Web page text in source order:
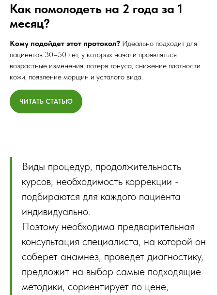
Как помолодеть на 2 года за 1
месяц?
Кому подойдет этот протокол? Идеально подходит для
пациентов 30–50 лет, у которых начали проявляться
возрастные изменения: потеря тонуса, снижение плотности
кожи, появление морщин и усталого вида.
ЧИТАТЬ СТАТЬЮ
Виды процедур, продолжительность
курсов, необходимость коррекции -
подбираются для каждого пациента
индивидуально.
Поэтому необходима предварительная
консультация специалиста, на которой он
соберет анамнез, проведет диагностику,
предложит на выбор самые подходящие
методики, сориентирует по цене,